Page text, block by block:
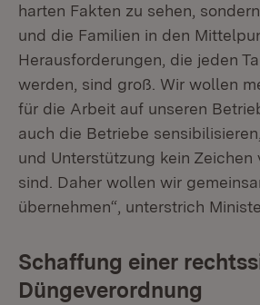
harten Fakten zu sehen,
und die Familien in den
Herausforderungen, die jeden
werden, sind groß. Wir wollen
für die Arbeit auf unseren
auch die Betriebe
und Unterstützung kein Zeichen
sind. Daher wollen wir
übernehmen“, unterstrich
Schaffung einer
Düngeverordnung